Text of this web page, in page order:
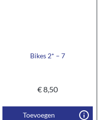
Bikes 2* – 7
€8,50
Toevoegen